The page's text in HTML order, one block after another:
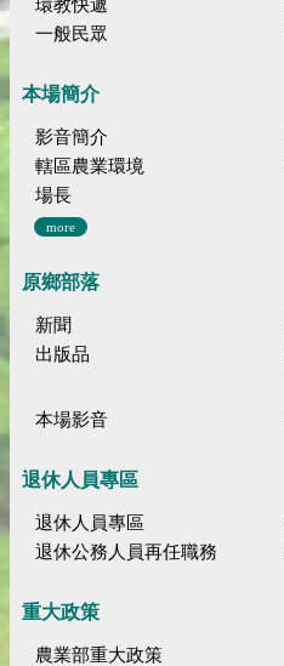
環教快遞
一般民眾
本場簡介
影音簡介
轄區農業環境
場長
more
原鄉部落
新聞
出版品
本場影音
退休人員專區
退休人員專區
退休公務人員再任職務
重大政策
農業部重大政策